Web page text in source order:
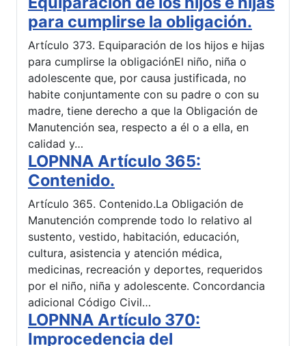
para cumplirse la obligación.
Artículo 373. Equiparación de los hijos e hijas
para cumplirse la obligaciónEl niño, niña o
adolescente que, por causa justificada, no
habite conjuntamente con su padre o con su
madre, tiene derecho a que la Obligación de
Manutención sea, respecto a él o a ella, en
calidad y…
LOPNNA Artículo 365:
Contenido.
Artículo 365. Contenido.La Obligación de
Manutención comprende todo lo relativo al
sustento, vestido, habitación, educación,
cultura, asistencia y atención médica,
medicinas, recreación y deportes, requeridos
por el niño, niña y adolescente. Concordancia
adicional Código Civil…
LOPNNA Artículo 370:
Improcedencia del